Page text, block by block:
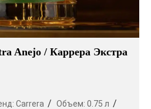
Anejo / Каррера Экстра
Carrera Объем: 0.75 л